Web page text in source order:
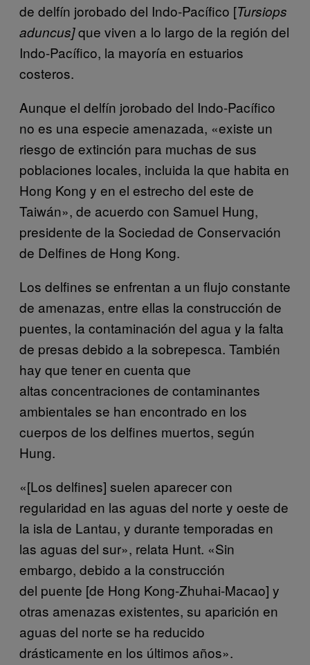
de delfín jorobado del Indo-Pacífico [Tursiops
aduncus]que viven a lo largo de la región del
Indo-Pacífico, la mayoría en estuarios
costeros.
Aunque el delfín jorobado del Indo-Pacífico
no es una especie amenazada, «existe un
riesgo de extinción para muchas de sus
poblaciones locales, incluida la que habita en
Hong Kong y en el estrecho del este de
Taiwán», de acuerdo con Samuel Hung,
presidente de la Sociedad de Conservación
de Delfines de Hong Kong.
Los delfines se enfrentan a un flujo constante
de amenazas, entre ellas la construcción de
puentes, la contaminación del agua y la falta
de presas debido a la sobrepesca. También
hay que tener en cuenta que
altas concentraciones de contaminantes
ambientales se han encontrado en los
cuerpos de los delfines muertos, según
Hung.
«[Los delfines] suelen aparecer con
regularidad en las aguas del norte y oeste de
la isla de Lantau, y durante temporadas en
las aguas del sur», relata Hunt. «Sin
embargo, debido a la construcción
del puente [de Hong Kong-Zhuhai-Macao] y
otras amenazas existentes, su aparición en
aguas del norte se ha reducido
drásticamente en los últimos años».